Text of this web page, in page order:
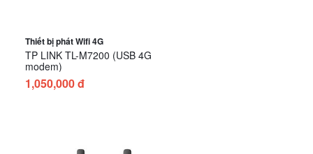
Thiết bị phát Wifi 4G
TP LINK TL-M7200 (USB 4G
modem)
1,050,000 đ